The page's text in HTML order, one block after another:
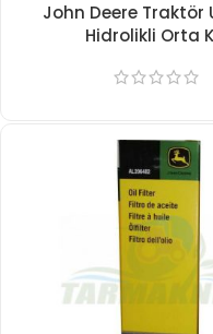
John Deere Traktör
Hidrolikli Orta